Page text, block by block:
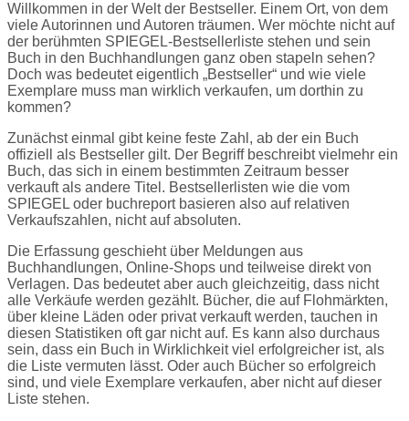
Willkommen in der Welt der Bestseller. Einem Ort, von dem
viele Autorinnen und Autoren träumen. Wer möchte nicht auf
der berühmten SPIEGEL-Bestsellerliste stehen und sein
Buch in den Buchhandlungen ganz oben stapeln sehen?
Doch was bedeutet eigentlich „Bestseller“ und wie viele
Exemplare muss man wirklich verkaufen, um dorthin zu
kommen?
Zunächst einmal gibt keine feste Zahl, ab der ein Buch
offiziell als Bestseller gilt. Der Begriff beschreibt vielmehr ein
Buch, das sich in einem bestimmten Zeitraum besser
verkauft als andere Titel. Bestsellerlisten wie die vom
SPIEGEL oder buchreport basieren also auf relativen
Verkaufszahlen, nicht auf absoluten.
Die Erfassung geschieht über Meldungen aus
Buchhandlungen, Online-Shops und teilweise direkt von
Verlagen. Das bedeutet aber auch gleichzeitig, dass nicht
alle Verkäufe werden gezählt. Bücher, die auf Flohmärkten,
über kleine Läden oder privat verkauft werden, tauchen in
diesen Statistiken oft gar nicht auf. Es kann also durchaus
sein, dass ein Buch in Wirklichkeit viel erfolgreicher ist, als
die Liste vermuten lässt. Oder auch Bücher so erfolgreich
sind, und viele Exemplare verkaufen, aber nicht auf dieser
Liste stehen.